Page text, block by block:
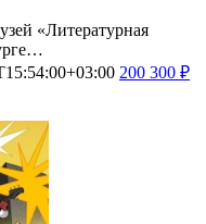
«Литературная
200 300 ₽